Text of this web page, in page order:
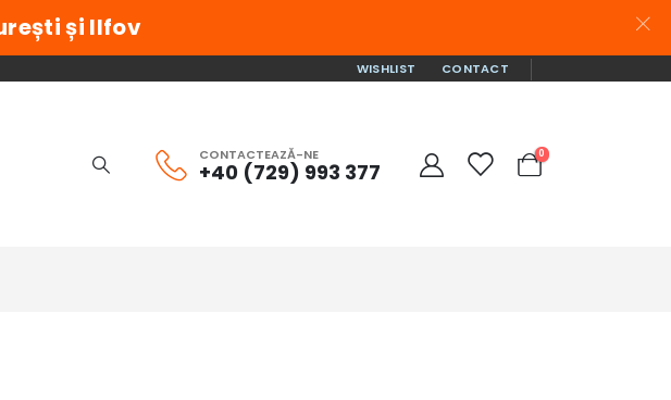
și Ilfov
WISHLIST CONTACT
CONTACTEAZĂ-NE
+40 (729) 993 377
0